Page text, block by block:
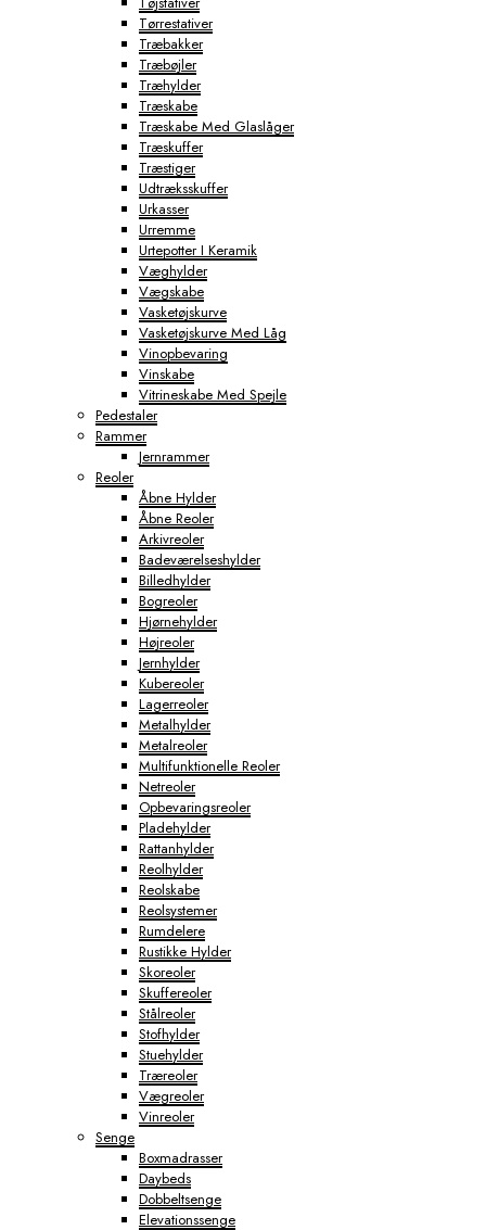
Tørrestativer
Træbakker
Træbøjler
Træhylder
Træskabe
Træskabe Med Glaslåger
Træskuffer
Træstiger
Udtræksskuffer
Urkasser
Urremme
Urtepotter I Keramik
Væghylder
Vægskabe
Vasketøjskurve
Vasketøjskurve Med Låg
Vinopbevaring
Vinskabe
Vitrineskabe Med Spejle
Pedestaler
Rammer
Jernrammer
Reoler
Åbne Hylder
Åbne Reoler
Arkivreoler
Badeværelseshylder
Billedhylder
Bogreoler
Hjørnehylder
Højreoler
Jernhylder
Kubereoler
Lagerreoler
Metalhylder
Metalreoler
Multifunktionelle Reoler
Netreoler
Opbevaringsreoler
Pladehylder
Rattanhylder
Reolhylder
Reolskabe
Reolsystemer
Rumdelere
Rustikke Hylder
Skoreoler
Skuffereoler
Stålreoler
Stofhylder
Stuehylder
Træreoler
Vægreoler
Vinreoler
Senge
Boxmadrasser
Daybeds
Dobbeltsenge
Elevationssenge